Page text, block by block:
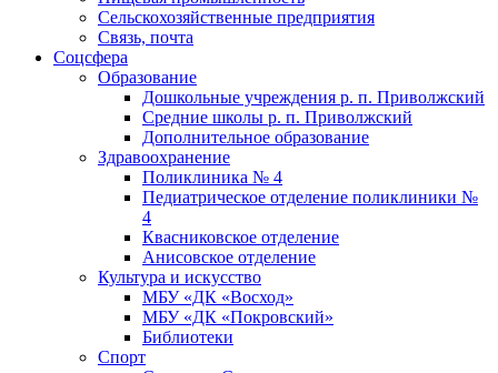
Сельскохозяйственные предприятия
Связь, почта
Соцсфера
Образование
Дошкольные учреждения р. п. Приволжский
Средние школы р. п. Приволжский
Дополнительное образование
Здравоохранение
Поликлиника № 4
Педиатрическое отделение поликлиники №
4
Квасниковское отделение
Анисовское отделение
Культура и искусство
МБУ «ДК «Восход»
МБУ «ДК «Покровский»
Библиотеки
Спорт